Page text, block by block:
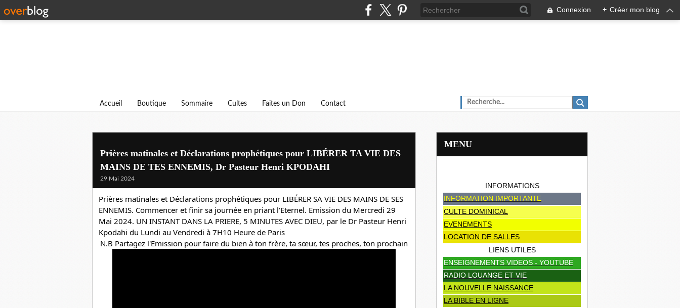
Connexion + Créer mon blog
Accueil Boutique Sommaire Cultes Faites un Don Contact
Prières matinales et Déclarations prophétiques pour LIBÉRER TA VIE DES
MAINS DE TES ENNEMIS, Dr Pasteur Henri KPODAHI
29 Mai 2024
Prières matinales et Déclarations prophétiques pour LIBÉRER SA VIE DES MAINS DE SES
ENNEMIS. Commencer et finir sa journée en priant l'Eternel. Emission du Mercredi 29
Mai 2024. UN INSTANT DANS LA PRIERE, 5 MINUTES AVEC DIEU, par le Dr Pasteur Henri
Kpodahi du Lundi au Vendredi à 7H10 Heure de Paris
N.B Partagez l'Emission pour faire du bien à ton frère, ta sœur, tes proches, ton prochain
MENU
INFORMATIONS
INFORMATION IMPORTANTE
CULTE DOMINICAL
EVENEMENTS
LOCATION DE SALLES
LIENS UTILES
ENSEIGNEMENTS VIDEOS - YOUTUBE
RADIO LOUANGE ET VIE
LA NOUVELLE NAISSANCE
LA BIBLE EN LIGNE